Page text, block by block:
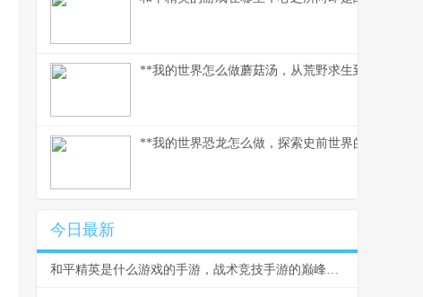
**我的世界怎么做蘑菇汤，从荒野求生到精致烹饪
**我的世界恐龙怎么做，探索史前世界的模组之旅
今日最新
和平精英是什么游戏的手游，战术竞技手游的巅峰之作